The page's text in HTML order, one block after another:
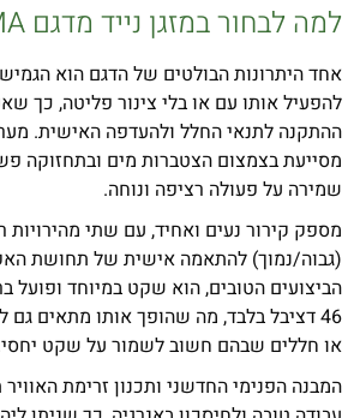
למה לבחור במזגן נייד מדגם PC10R-CMA ?
אחד היתרונות הבולטים של הדגם הוא
להפעיל אותו עם או בלי צינור פליטה, כך
ההתקנה לתנאי החלל ולהעדפה האישית.
מסייעת בצמצום הצטברות מים ובתחזוקה
שמירה על פעולה רציפה ונוחה.
מספק קירור נעים ואחיד, עם שתי מהירויות
(גבוה/נמוך) להתאמה אישית של תחושת
46 דציבל בלבד, מה שהופך אותו מתאים
או חללים שבהם חשוב לשמור על שקט
המבנה הפנימי החדשני ותכנון זרימת האוויר